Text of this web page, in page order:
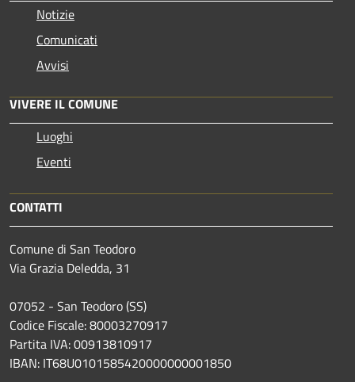
Notizie
Comunicati
Avvisi
VIVERE IL COMUNE
Luoghi
Eventi
CONTATTI
Comune di San Teodoro
Via Grazia Deledda, 31
07052 - San Teodoro (SS)
Codice Fiscale: 80003270917
Partita IVA: 00913810917
IBAN: IT68U0101585420000000001850